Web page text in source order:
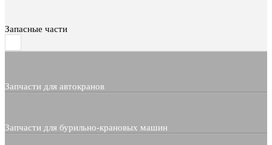
Запасные части
Запчасти для автокранов
Запчасти для бурильно-крановых машин